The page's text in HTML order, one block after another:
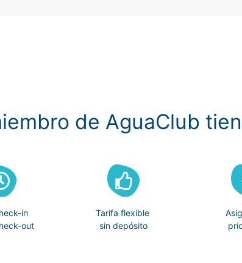
de AguaClub
in
out
Tarifa flexible
sin depósito